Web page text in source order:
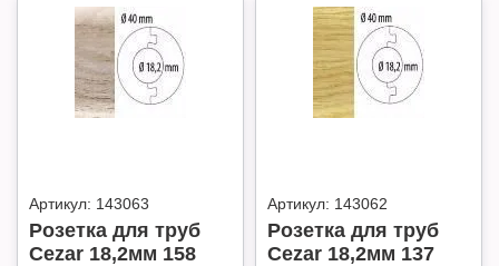
Артикул: 143063
Розетка для труб
Cezar 18,2мм 158
Артикул: 143062
Розетка для труб
Cezar 18,2мм 137